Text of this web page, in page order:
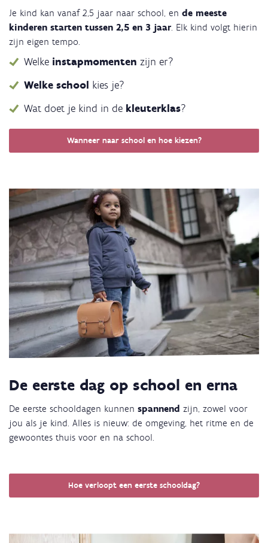
Je kind kan vanaf 2,5 jaar naar school, en de meeste
kinderen starten tussen 2,5 en 3 jaar. Elk kind volgt hierin
zijn eigen tempo.
Welke instapmomenten zijn er?
Welke school kies je?
Wat doet je kind in de kleuterklas?
Wanneer naar school en hoe kiezen?
De eerste dag op school en erna
De eerste schooldagen kunnen spannend zijn, zowel voor
jou als je kind. Alles is nieuw: de omgeving, het ritme en de
gewoontes thuis voor en na school.
Hoe verloopt een eerste schooldag?